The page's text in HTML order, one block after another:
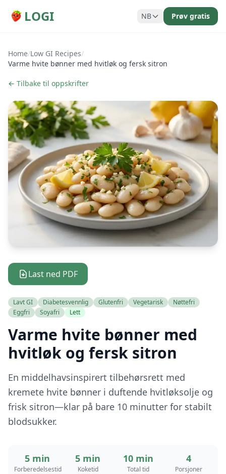
LOGI NB Prøv gratis
Home/Low GI Recipes/
Varme hvite bønner med hvitløk og fersk sitron
← Tilbake til oppskrifter
Last ned PDF
Lavt GI Diabetesvennlig Glutenfri Vegetarisk
Nøttefri
Eggfri
Soyafri Lett
Varme hvite bønner med
hvitløk og fersk sitron
En middelhavsinspirert tilbehørsrett med
kremete hvite bønner i duftende hvitløksolje og
frisk sitron—klar på bare 10 minutter for stabilt
blodsukker.
5 min
Forberedelsestid
5 min
Koketid
10 min
Total tid
4
Porsjoner